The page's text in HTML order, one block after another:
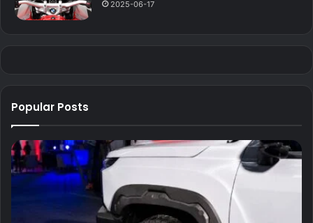
2025-06-17
Popular Posts